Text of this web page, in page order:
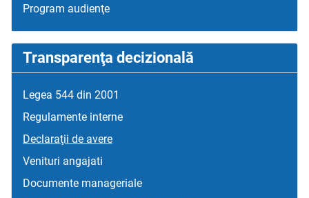
Program audienţe
Transparenţa decizională
Legea 544 din 2001
Regulamente interne
Declaraţii de avere
Venituri angajati
Documente manageriale